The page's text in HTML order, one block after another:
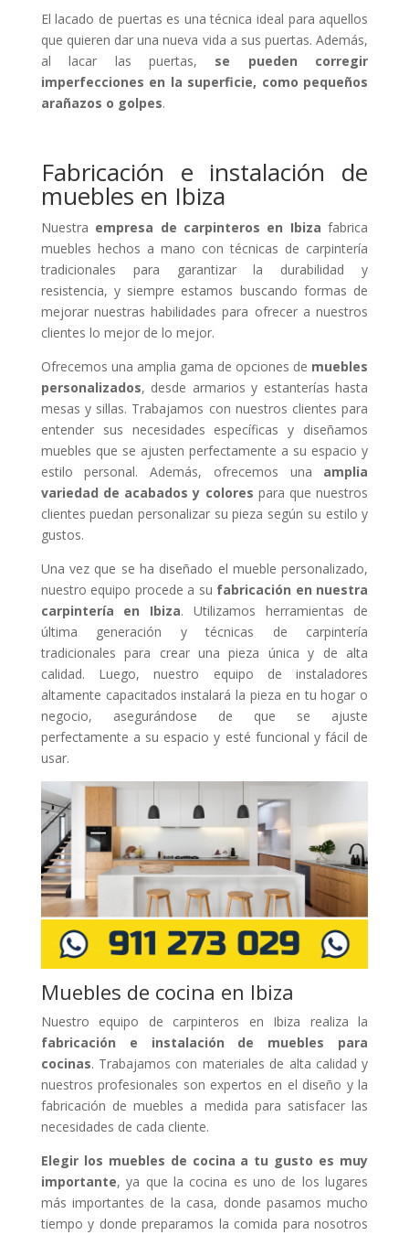
El lacado de puertas es una técnica ideal para aquellos
que quieren dar una nueva vida a sus puertas. Además,
al lacar las puertas, se pueden corregir
imperfecciones en la superficie, como pequeños
arañazos o golpes.
Fabricación e instalación de
muebles en Ibiza
Nuestra empresa de carpinteros en Ibizafabrica
muebles hechos a mano con técnicas de carpintería
tradicionales para garantizar la durabilidad y
resistencia, y siempre estamos buscando formas de
mejorar nuestras habilidades para ofrecer a nuestros
clientes lo mejor de lo mejor.
Ofrecemos una amplia gama de opciones de muebles
personalizados, desde armarios y estanterías hasta
mesas y sillas. Trabajamos con nuestros clientes para
entender sus necesidades específicas y diseñamos
muebles que se ajusten perfectamente a su espacio y
estilo personal. Además, ofrecemos una amplia
variedad de acabados y colores para que nuestros
clientes puedan personalizar su pieza según su estilo y
gustos.
Una vez que se ha diseñado el mueble personalizado,
nuestro equipo procede a su fabricación en nuestra
carpintería en Ibiza. Utilizamos herramientas de
última generación y técnicas de carpintería
tradicionales para crear una pieza única y de alta
calidad. Luego, nuestro equipo de instaladores
altamente capacitados instalará la pieza en tu hogar o
negocio, asegurándose de que se ajuste
perfectamente a su espacio y esté funcional y fácil de
usar.
Muebles de cocina en Ibiza
Nuestro equipo de carpinteros en Ibiza realiza la
fabricación e instalación de muebles para
cocinas. Trabajamos con materiales de alta calidad y
nuestros profesionales son expertos en el diseño y la
fabricación de muebles a medida para satisfacer las
necesidades de cada cliente.
Elegir los muebles de cocina a tu gusto es muy
importante, ya que la cocina es uno de los lugares
más importantes de la casa, donde pasamos mucho
tiempo y donde preparamos la comida para nosotros